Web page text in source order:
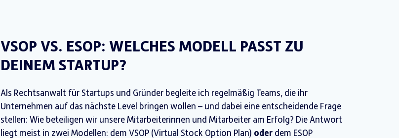
VSOP VS. ESOP: WELCHES MODELL PASST ZU
DEINEM STARTUP?
Als Rechtsanwalt für Startups und Gründer begleite ich regelmäßig Teams, die ihr
Unternehmen auf das nächste Level bringen wollen – und dabei eine entscheidende Frage
stellen: Wie beteiligen wir unsere Mitarbeiterinnen und Mitarbeiter am Erfolg? Die Antwort
liegt meist in zwei Modellen: dem VSOP (Virtual Stock Option Plan) oder dem ESOP